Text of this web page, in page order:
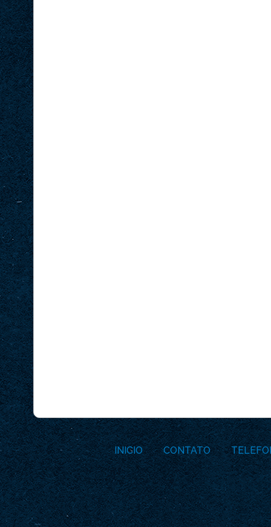
INICIO CONTATO